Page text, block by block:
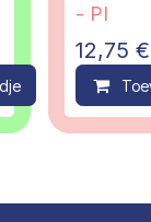
Compare
- PI
12,75 €